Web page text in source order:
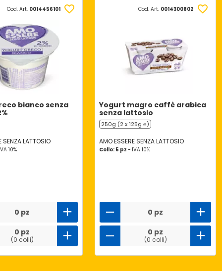
Cod. Art. 0014456101
bianco senza
SENZA LATTOSIO
10%
0 pz
0 pz
(0 colli)
Cod. Art. 0014300802
Yogurt magro caffè arabica
senza lattosio
250g (2 x 125g ℮)
AMO ESSERE SENZA LATTOSIO
Collo: 5 pz - IVA 10%
0 pz
0 pz
(0 colli)